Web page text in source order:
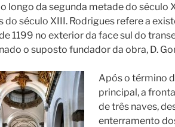
longo da segunda metade do século
do século XIII. Rodrigues refere a
1199 no exterior da face sul do
o suposto fundador da obra, D.
Após o término
principal, a
de três naves,
enterramento